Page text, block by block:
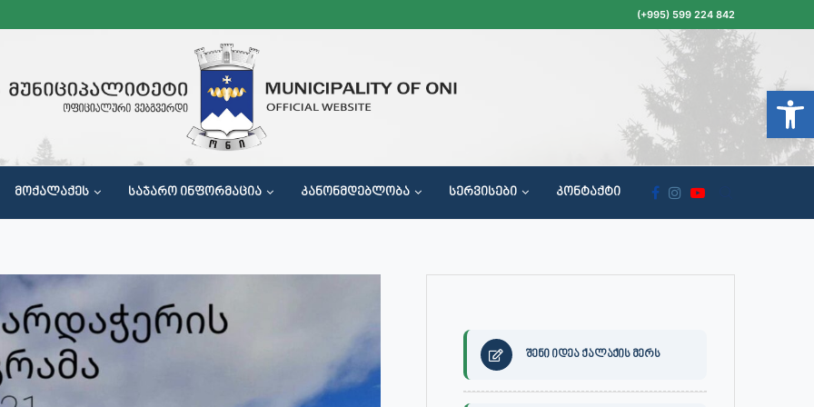
(+995) 599 224 842
ᲛᲝᲥᲐᲚᲐᲥᲔᲡ ᲡᲐᲯᲐᲠᲝ ᲘᲜᲤᲝᲠᲛᲐᲪᲘᲐ ᲙᲐᲜᲝᲜᲛᲓᲔᲑᲚᲝᲑᲐ ᲡᲔᲠᲕᲘᲡᲔᲑᲘ ᲙᲝᲜᲢᲐᲥᲢᲘ
შენი იდეა ქალაქის მერს